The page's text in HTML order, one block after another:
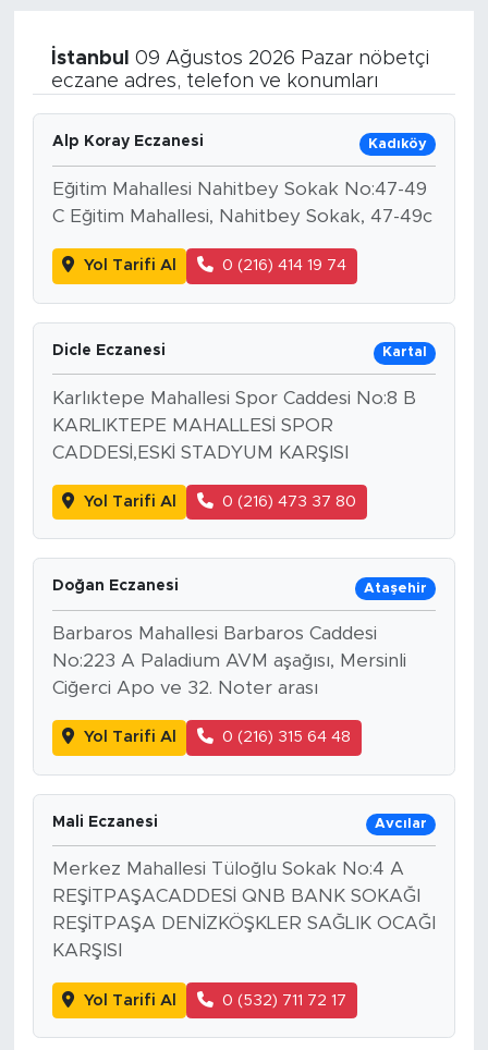
İstanbul
09 Ağustos 2026 Pazar nöbetçi
eczane adres, telefon ve konumları
Alp Koray Eczanesi Kadıköy
Eğitim Mahallesi Nahitbey Sokak No:47-49
C Eğitim Mahallesi, Nahitbey Sokak, 47-49c
Yol Tarifi Al 0 (216) 414 19 74
Dicle Eczanesi Kartal
Karlıktepe Mahallesi Spor Caddesi No:8 B
KARLIKTEPE MAHALLESİ SPOR
CADDESİ,ESKİ STADYUM KARŞISI
Yol Tarifi Al 0 (216) 473 37 80
Doğan Eczanesi Ataşehir
Barbaros Mahallesi Barbaros Caddesi
No:223 A Paladium AVM aşağısı, Mersinli
Ciğerci Apo ve 32. Noter arası
Yol Tarifi Al 0 (216) 315 64 48
Mali Eczanesi Avcılar
Merkez Mahallesi Tüloğlu Sokak No:4 A
REŞİTPAŞACADDESİ QNB BANK SOKAĞI
REŞİTPAŞA DENİZKÖŞKLER SAĞLIK OCAĞI
KARŞISI
Yol Tarifi Al 0 (532) 711 72 17